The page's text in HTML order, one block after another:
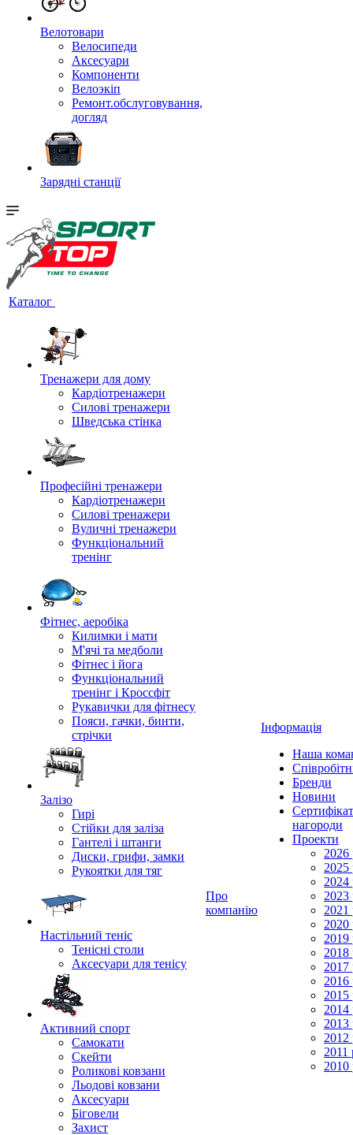
Велотовари
Велосипеди
Аксесуари
Компоненти
Велоэкіп
Ремонт.обслуговування,
догляд
Зарядні станції
Каталог
Тренажери для дому
Кардіотренажери
Силові тренажери
Шведська стінка
Професійні тренажери
Кардіотренажери
Силові тренажери
Вуличні тренажери
Функціональний
тренінг
Фітнес, аеробіка
Килимки і мати
М'ячі та медболи
Фітнес і йога
Функціональний
тренінг і Кроссфіт
Рукавички для фітнесу
Пояси, гачки, бинти,
стрічки
Залізо
Гирі
Стійки для заліза
Гантелі і штанги
Диски, грифи, замки
Рукоятки для тяг
Настільний теніс
Тенісні столи
Аксесуари для тенісу
Активний спорт
Самокати
Скейти
Роликові ковзани
Льодові ковзани
Аксесуари
Біговели
Захист
Про
компанію
Інформація
Наша
Бренди
Новини
нагороди
Проекти
2026
2025
2024
2023
2021
2020
2019
2018
2017
2016
2015
2014
2013
2012
2011
2010